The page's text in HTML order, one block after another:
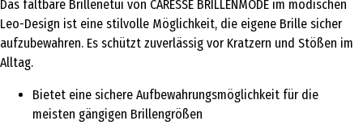
Das faltbare Brillenetui von CARESSE BRILLENMODE im modischen
Leo-Design ist eine stilvolle Möglichkeit, die eigene Brille sicher
aufzubewahren. Es schützt zuverlässig vor Kratzern und Stößen im
Alltag.
Bietet eine sichere Aufbewahrungsmöglichkeit für die
meisten gängigen Brillengrößen